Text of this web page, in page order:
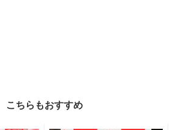
こちらもおすすめ